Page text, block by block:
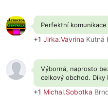
Perfektní
+1 Jirka.Vavrina Kutná
Výborná, naprosto
celkový obchod. Díky
+1 Michal.Sobotka